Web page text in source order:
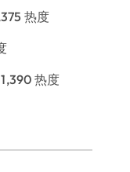
热度
热度